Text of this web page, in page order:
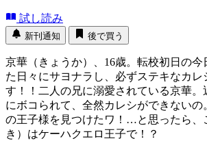
試し読み
新刊通知 後で買う
京華（きょうか）、16歳。転校初日の今
た日々にサヨナラし、必ずステキなカレ
す！！二人の兄に溺愛されている京華。
にボコられて、全然カレシができないの
の王子様を見つけたワ！…と思ったら、
き）はケーハクエロ王子で！？